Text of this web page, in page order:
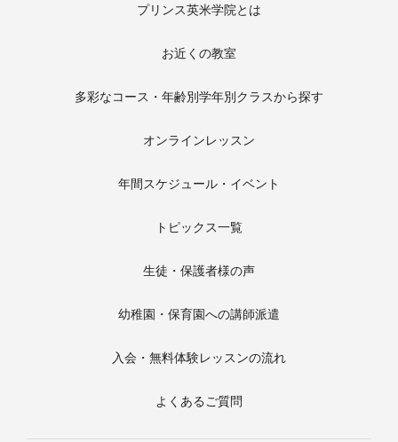
プリンス英米学院とは
お近くの教室
多彩なコース・年齢別学年別クラスから探す
オンラインレッスン
年間スケジュール・イベント
トピックス一覧
生徒・保護者様の声
幼稚園・保育園への講師派遣
入会・無料体験レッスンの流れ
よくあるご質問